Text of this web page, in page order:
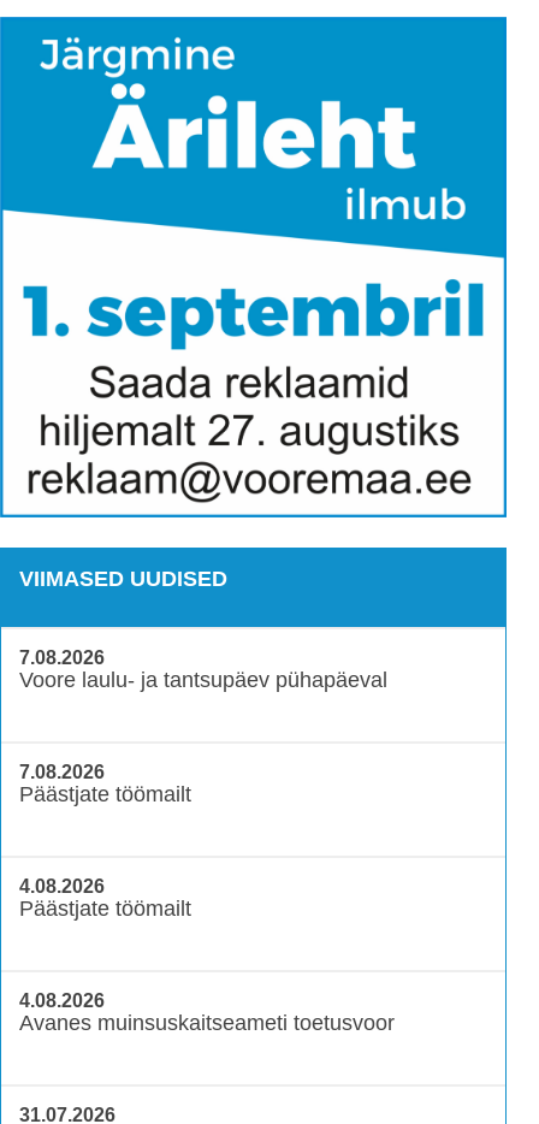
VIIMASED UUDISED
7.08.2026
Voore laulu- ja tantsupäev pühapäeval
7.08.2026
Päästjate töömailt
4.08.2026
Päästjate töömailt
4.08.2026
Avanes muinsuskaitseameti toetusvoor
31.07.2026